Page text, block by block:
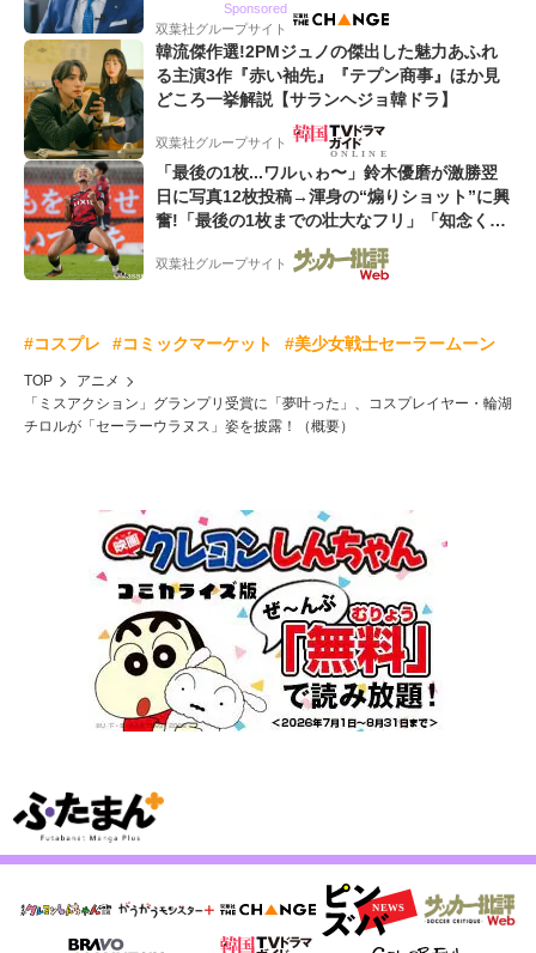
Sponsored
双葉社グループサイト
韓流傑作選!2PMジュノの傑出した魅力あふれ
る主演3作『赤い袖先』『テプン商事』ほか見
どころ一挙解説【サランヘジョ韓ドラ】
双葉社グループサイト
「最後の1枚...ワルぃゎ〜」鈴木優磨が激勝翌
日に写真12枚投稿→渾身の“煽りショット”に興
奮!「最後の1枚までの壮大なフリ」「知念くん
のことどんだけ好きなんよw」
双葉社グループサイト
#コスプレ #コミックマーケット #美少女戦士セーラームーン
TOP
アニメ
「ミスアクション」グランプリ受賞に「夢叶った」、コスプレイヤー・輪湖
チロルが「セーラーウラヌス」姿を披露！（概要）